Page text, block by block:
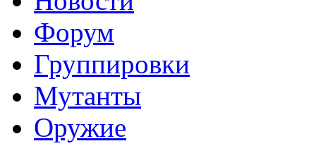
Форум
Группировки
Мутанты
Оружие